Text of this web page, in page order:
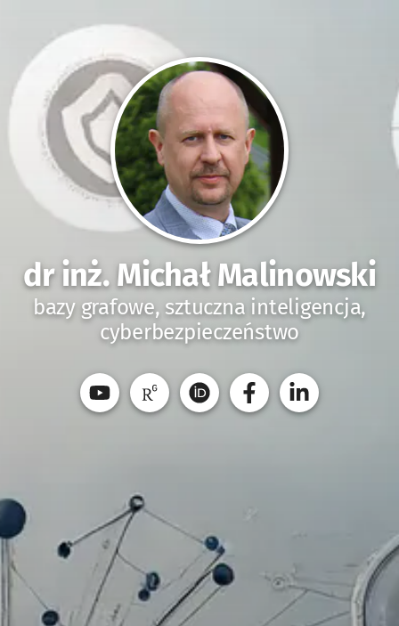
dr inż. Michał Malinowski
bazy grafowe, sztuczna inteligencja,
cyberbezpieczeństwo